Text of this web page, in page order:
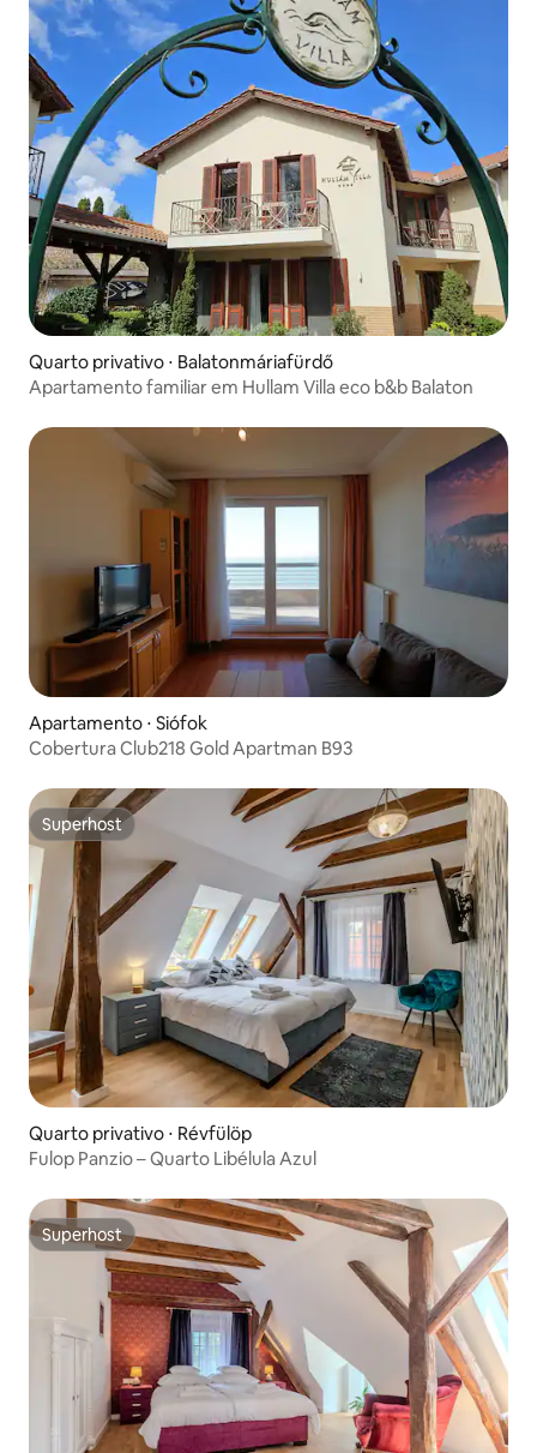
Quarto privativo ⋅ Balatonmáriafürdő
Apartamento familiar em Hullam Villa eco b&b Balaton
Apartamento ⋅ Siófok
Cobertura Club218 Gold Apartman B93
Superhost
Superhost
Quarto privativo ⋅ Révfülöp
Fulop Panzio – Quarto Libélula Azul
Superhost
Superhost